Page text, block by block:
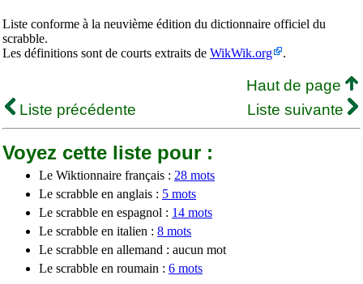
Liste conforme à la neuvième édition du dictionnaire officiel du
scrabble.
Les définitions sont de courts extraits de WikWik.org .
Haut de page
Liste précédente
Liste suivante
Voyez cette liste pour :
Le Wiktionnaire français : 28 mots
Le scrabble en anglais : 5 mots
Le scrabble en espagnol : 14 mots
Le scrabble en italien : 8 mots
Le scrabble en allemand : aucun mot
Le scrabble en roumain : 6 mots